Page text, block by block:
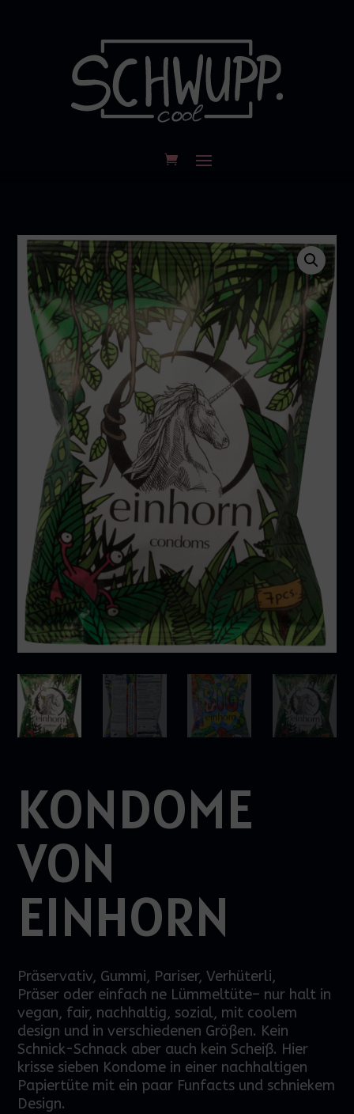
KONDOME
VON
EINHORN
Präservativ, Gummi, Pariser, Verhüterli,
Präser oder einfach ne Lümmeltüte– nur halt in
vegan, fair, nachhaltig, sozial, mit coolem
design und in verschiedenen Größen. Kein
Schnick-Schnack aber auch kein Scheiß. Hier
krisse sieben Kondome in einer nachhaltigen
Papiertüte mit ein paar Funfacts und schniekem
Design.